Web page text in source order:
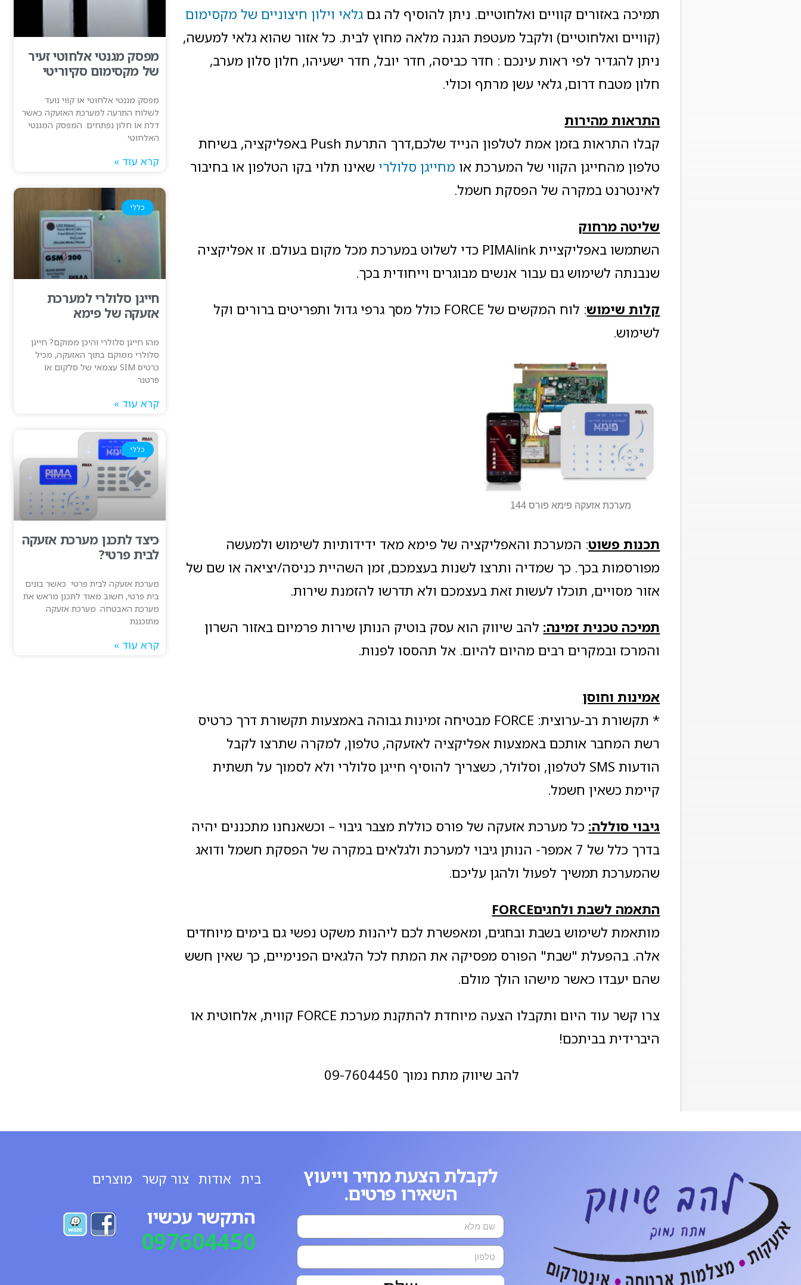
תמיכה באזורים קוויים ואלחוטיים. ניתן להוסיף לה גם גלאי וילון חיצוניים של מקסימום
(קוויים ואלחוטיים) ולקבל מעטפת הגנה מלאה מחוץ לבית. כל אזור שהוא גלאי למעשה,
ניתן להגדיר לפי ראות עינכם : חדר כביסה, חדר יובל, חדר ישעיהו, חלון סלון מערב,
חלון מטבח דרום, גלאי עשן מרתף וכולי.
התראות מהירות
קבלו התראות בזמן אמת לטלפון הנייד שלכם,דרך התרעת Push באפליקציה, בשיחת
טלפון מהחייגן הקווי של המערכת או מחייגן סלולרי שאינו תלוי בקו הטלפון או בחיבור
לאינטרנט במקרה של הפסקת חשמל.
שליטה מרחוק
השתמשו באפליקציית PIMAlink כדי לשלוט במערכת מכל מקום בעולם. זו אפליקציה
שנבנתה לשימוש גם עבור אנשים מבוגרים וייחודית בכך.
קלות שימוש
: לוח המקשים של FORCE כולל מסך גרפי גדול ותפריטים ברורים וקל
לשימוש.
מערכת אזעקה פימא פורס 144
תכנות פשוט: המערכת והאפליקציה של פימא מאד ידידותיות לשימוש ולמעשה
מפורסמות בכך. כך שמדיה ותרצו לשנות בעצמכם, זמן השהיית כניסה/יציאה או שם של
אזור מסויים, תוכלו לעשות זאת בעצמכם ולא תדרשו להזמנת שירות.
תמיכה טכנית זמינה: להב שיווק הוא עסק בוטיק הנותן שירות פרמיום באזור השרון
והמרכז ובמקרים רבים מהיום להיום. אל תהססו לפנות.
אמינות וחוסן
* תקשורת רב-ערוצית: FORCE מבטיחה זמינות גבוהה באמצעות תקשורת דרך כרטיס
רשת המחבר אותכם באמצעות אפליקציה לאזעקה, טלפון, למקרה שתרצו לקבל
הודעות SMS לטלפון, וסלולר, כשצריך להוסיף חייגן סלולרי ולא לסמוך על תשתית
קיימת כשאין חשמל.
גיבוי סוללה: כל מערכת אזעקה של פורס כוללת מצבר גיבוי – וכשאנחנו מתכננים יהיה
בדרך כלל של 7 אמפר- הנותן גיבוי למערכת ולגלאים במקרה של הפסקת חשמל ודואג
שהמערכת תמשיך לפעול ולהגן עליכם.
התאמה לשבת ולחגיםFORCE
מותאמת לשימוש בשבת ובחגים, ומאפשרת לכם ליהנות משקט נפשי גם בימים מיוחדים
אלה. בהפעלת "שבת" הפורס מפסיקה את המתח לכל הלגאים הפנימיים, כך שאין חשש
שהם יעבדו כאשר מישהו הולך מולם.
צרו קשר עוד היום ותקבלו הצעה מיוחדת להתקנת מערכת FORCE קווית, אלחוטית או
היברידית בביתכם!
להב שיווק מתח נמוך 09-7604450
מפסק מגנטי אלחוטי זעיר
של מקסימום סקיוריטי
מפסק מגנטי אלחוטי או קווי נועד
לשלוח התרעה למערכת האזעקה כאשר
דלת או חלון נפתחים. המפסק המגנטי
האלחוטי
קרא עוד »
כללי
חייגן סלולרי למערכת
אזעקה של פימא
מהו חייגן סלולרי והיכן ממוקם? חייגן
סלולרי ממוקם בתוך האזעקה, מכיל
כרטיס SIM עצמאי של סלקום או
פרטנר
קרא עוד »
כללי
כיצד לתכנן מערכת אזעקה
לבית פרטי?
מערכת אזעקה לבית פרטי כאשר בונים
בית פרטי, חשוב מאוד לתכנן מראש את
מערכת האבטחה. מערכת אזעקה
מתוכננת
קרא עוד »
לקבלת הצעת מחיר וייעוץ
השאירו פרטים.
בית אודות צור קשר מוצרים
התקשר עכשיו
097604450